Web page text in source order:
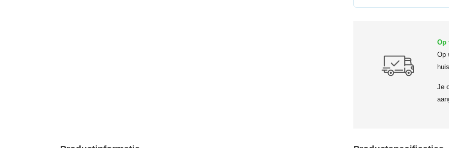
Op
Op
Je